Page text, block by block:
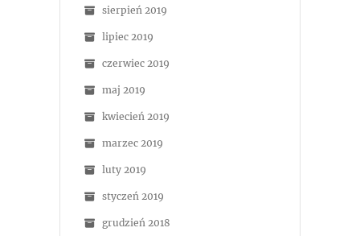
sierpień 2019
lipiec 2019
czerwiec 2019
maj 2019
kwiecień 2019
marzec 2019
luty 2019
styczeń 2019
grudzień 2018